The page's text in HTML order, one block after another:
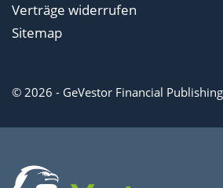
Verträge widerrufen
Sitemap
© 2026 - GeVestor Financial